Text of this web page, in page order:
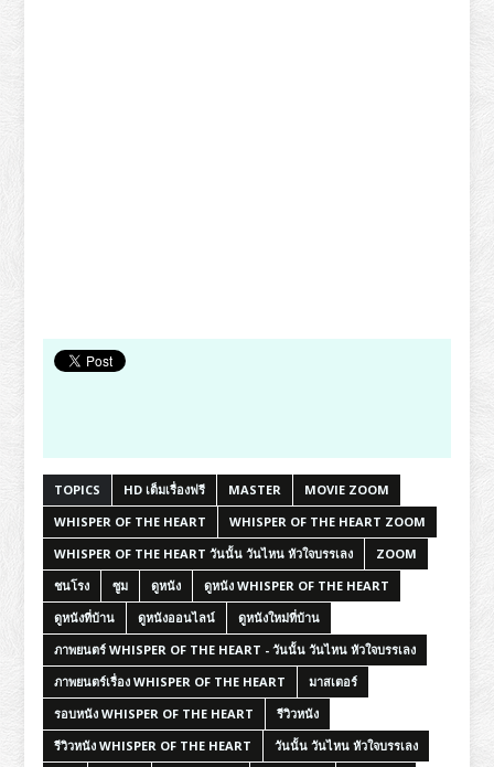
TOPICS HD เต็มเรื่องฟรี MASTER
MOVIE ZOOM
WHISPER OF THE HEART
WHISPER OF THE HEART ZOOM
WHISPER OF THE HEART วันนั้น วันไหน หัวใจบรรเลง
ZOOM
ชนโรง
ซูม ดูหนัง
ดูหนัง WHISPER OF THE HEART
ดูหนังที่บ้าน
ดูหนังออนไลน์
ดูหนังใหม่ที่บ้าน
ภาพยนตร์ WHISPER OF THE HEART - วันนั้น วันไหน หัวใจบรรเลง
ภาพยนตร์เรื่อง WHISPER OF THE HEART
มาสเตอร์
รอบหนัง WHISPER OF THE HEART
รีวิวหนัง
รีวิวหนัง WHISPER OF THE HEART
วันนั้น วันไหน หัวใจบรรเลง